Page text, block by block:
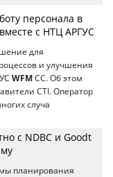
персонала в
с НТЦ АРГУС
для
и улучшения
WFM CC. Об этом
CTI. Оператор
случа
с NDBC и Goodt
планирования